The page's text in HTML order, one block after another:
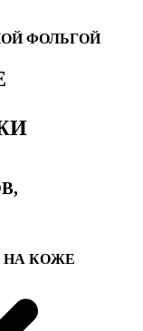
ФОЛЬГОЙ
НА КОЖЕ